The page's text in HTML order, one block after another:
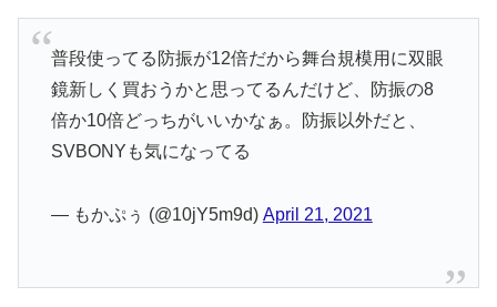
普段使ってる防振が12倍だから舞台規模用に双眼
鏡新しく買おうかと思ってるんだけど、防振の8
倍か10倍どっちがいいかなぁ。防振以外だと、
SVBONYも気になってる
— もかぷぅ (@10jY5m9d) April 21, 2021